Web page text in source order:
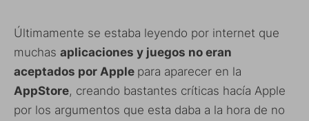
Últimamente se estaba leyendo por internet que
muchas aplicaciones y juegos no eran
aceptados por Apple para aparecer en la
AppStore, creando bastantes críticas hacía Apple
por los argumentos que esta daba a la hora de no